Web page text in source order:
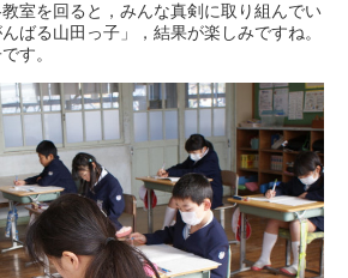
室を回ると，みんな真剣に取り組んでい
ばる山田っ子」，結果が楽しみですね。
す。